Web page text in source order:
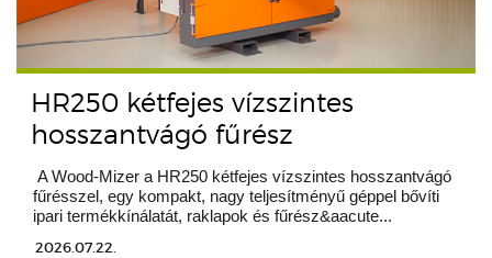
HR250 kétfejes vízszintes
hosszantvágó fűrész
A Wood-Mizer a HR250 kétfejes vízszintes hosszantvágó
fűrésszel, egy kompakt, nagy teljesítményű géppel bővíti
ipari termékkínálatát, raklapok és fűrész&aacute...
2026.07.22.